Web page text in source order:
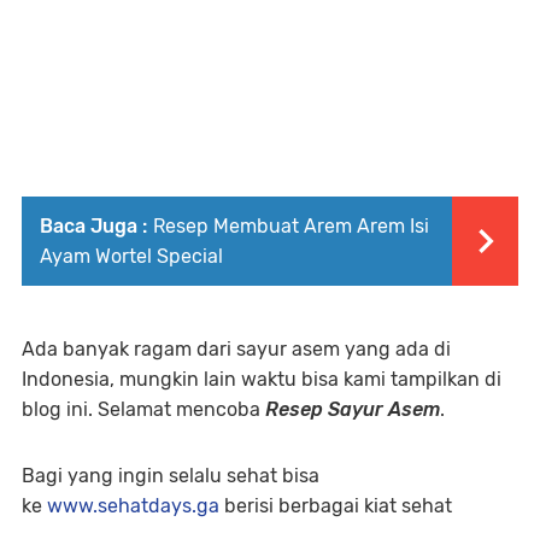
Baca Juga : Resep Membuat Arem Arem Isi
Ayam Wortel Special
Ada banyak ragam dari sayur asem yang ada di
Indonesia, mungkin lain waktu bisa kami tampilkan di
blog ini. Selamat mencoba Resep Sayur Asem.
Bagi yang ingin selalu sehat bisa
ke www.sehatdays.ga berisi berbagai kiat sehat